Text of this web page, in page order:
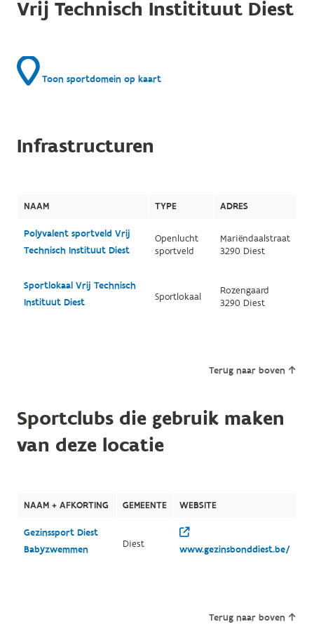
Vrij Technisch Institituut Diest
Toon sportdomein op kaart
Infrastructuren
NAAM TYPE ADRES
Polyvalent sportveld Vrij
Technisch Instituut Diest
Openlucht
sportveld
Mariëndaalstraat
3290 Diest
Sportlokaal Vrij Technisch
Instituut Diest
Sportlokaal
Rozengaard
3290 Diest
Terug naar boven
Sportclubs die gebruik maken
van deze locatie
NAAM + AFKORTING GEMEENTE WEBSITE
Gezinssport Diest
Babyzwemmen
Diest www.gezinsbonddiest.be/
Terug naar boven